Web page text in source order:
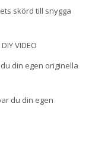
skörd till snygga
VIDEO
din egen originella
du din egen